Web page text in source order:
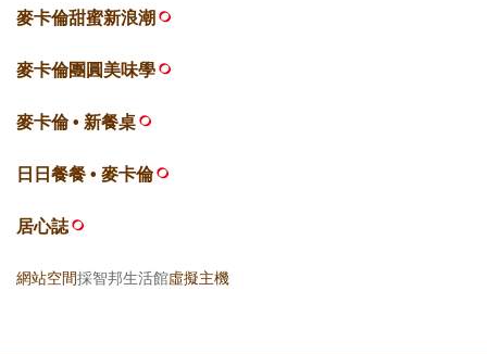
麥卡倫甜蜜新浪潮
麥卡倫團圓美味學
麥卡倫 • 新餐桌
日日餐餐 • 麥卡倫
居心誌
網站空間採智邦生活館虛擬主機